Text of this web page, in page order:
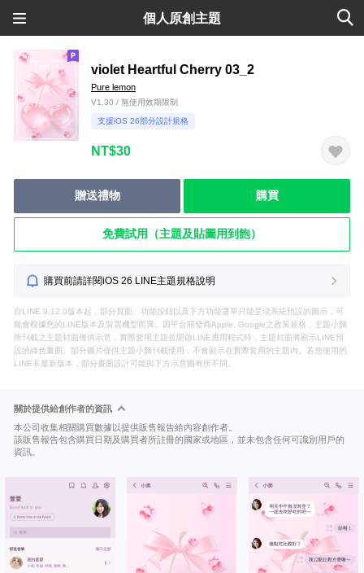
個人原創主題
violet Heartful Cherry 03_2
Pure lemon
V1.30 / 無使用效期限制
支援iOS 26部分設計規格
NT$30
贈送禮物 購買
免費試用（主題及貼圖用到飽）
購買前請詳閱iOS 26 LINE主題規格說明
自LINE 9.12.0版本起，部分頁面、功能按鈕以及下方功能選單只能呈現系統預設的圖示，可
能會根據您的LINE版本及裝置機型而異。因平台開發商Apple, Google之政策規格，主題小舖
所刊載之主題封面僅供示意，實際套用主題並開啟LINE應用程式時，主題封面將顯示LINE預
設的綠色畫面。部分圖片僅供主題小舖刊載使用，不會顯示在實際套用的主題內。若您使用的
LINE非最新版本，部分畫面設計可能與下方示意圖有所不同。
關於提供給創作者的資訊
本公司收集相關購買數據以提供販售報告給內容創作者。
該販售報告包含購買日期及購買者所註冊的國家或地區，並未包含任何可識別用戶的
資訊。